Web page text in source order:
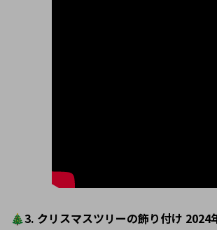
🎄3. クリスマスツリーの飾り付け 2024